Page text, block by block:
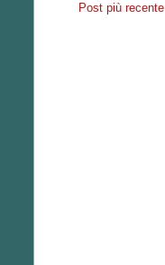
Post più recente